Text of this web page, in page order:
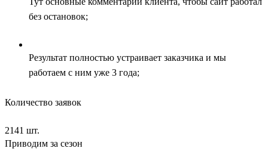
без остановок;
Результат полностью устраивает заказчика и мы
работаем с ним уже 3 года;
Количество заявок
2141 шт.
Приводим за сезон